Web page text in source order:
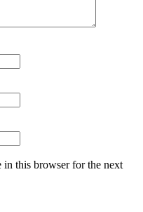
in this browser for the next